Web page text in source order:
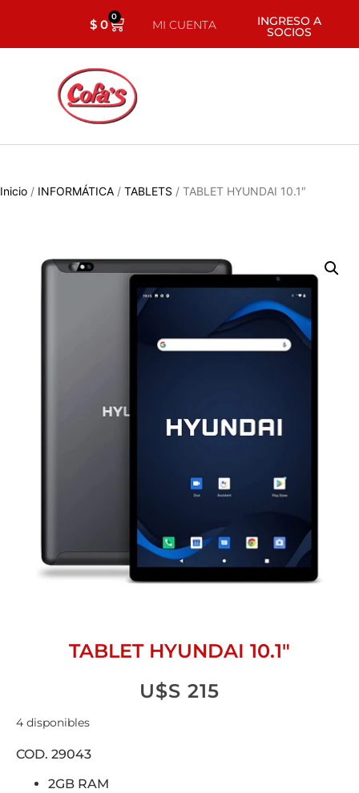
$0 0
MI CUENTA INGRESO A
SOCIOS
Inicio / INFORMÁTICA / TABLETS / TABLET HYUNDAI 10.1″
TABLET HYUNDAI 10.1″
U$S 215
4 disponibles
COD. 29043
2GB RAM